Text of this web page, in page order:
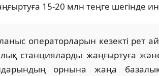
15-20 млн теңге шегінде
операторларын кезекті рет
станцияларды жаңғыртуға
орнына жаңа базалық